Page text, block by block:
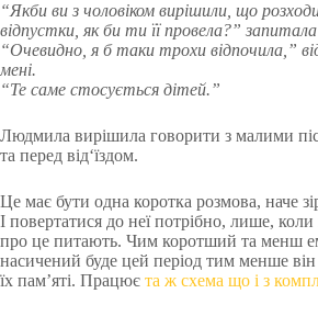
“Якби ви з чоловіком вирішили, що
відпустки, як би ти її провела?” запитала
“Очевидно, я б таки трохи відпочила,”
мені.
“Те саме стосується дітей.”
Людмила вирішила говорити з малими
та перед від‘їздом.
Це має бути одна коротка розмова, наче
І повертатися до неї потрібно, лише, коли
про це питають. Чим коротший та менш
насичений буде цей період тим менше він
їх пам’яті. Працює та ж схема що і з